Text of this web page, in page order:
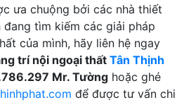
ưa chuộng bởi các nhà thiết
đang tìm kiếm các giải pháp
của mình, hãy liên hệ ngay
trí nội ngoại thất Tân Thịnh
Mr. Tường hoặc ghé
để được tư vấn chi